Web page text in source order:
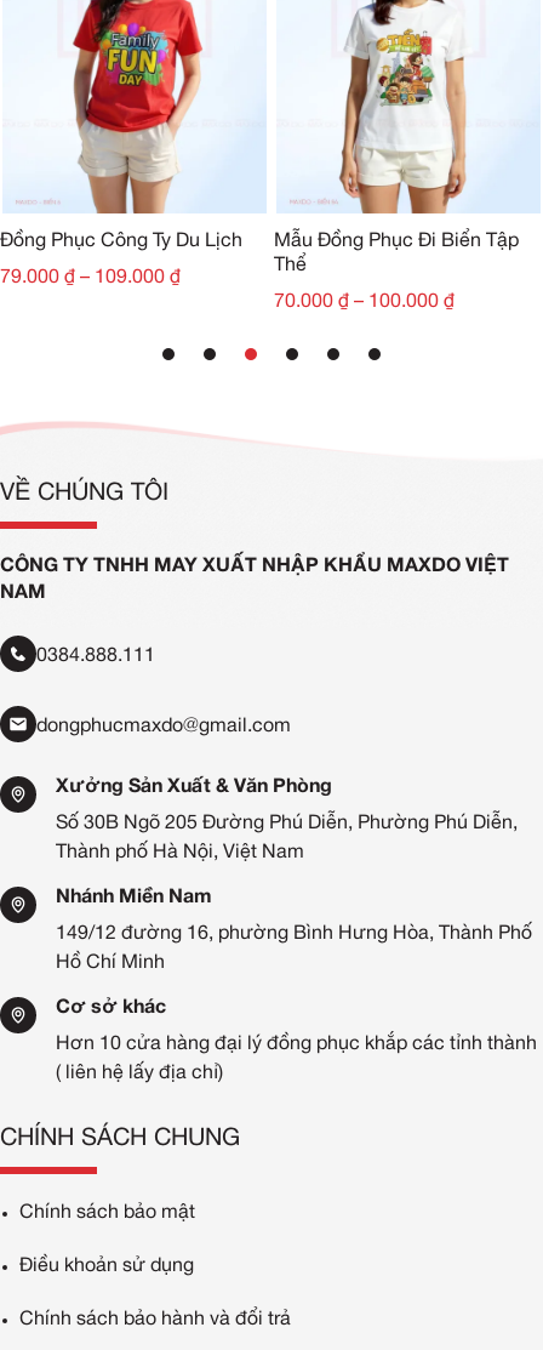
Đồng Phục Công Ty Du Lịch
79.000 ₫ – 109.000 ₫
Mẫu Đồng Phục Đi Biển Tập
Thể
70.000 ₫ – 100.000 ₫
VỀ CHÚNG TÔI
CÔNG TY TNHH MAY XUẤT NHẬP KHẨU MAXDO VIỆT
NAM
0384.888.111
dongphucmaxdo@gmail.com
Xưởng Sản Xuất & Văn Phòng
Số 30B Ngõ 205 Đường Phú Diễn, Phường Phú Diễn,
Thành phố Hà Nội, Việt Nam
Nhánh Miền Nam
149/12 đường 16, phường Bình Hưng Hòa, Thành Phố
Hồ Chí Minh
Cơ sở khác
Hơn 10 cửa hàng đại lý đồng phục khắp các tỉnh thành
( liên hệ lấy địa chỉ)
CHÍNH SÁCH CHUNG
Chính sách bảo mật
Điều khoản sử dụng
Chính sách bảo hành và đổi trả